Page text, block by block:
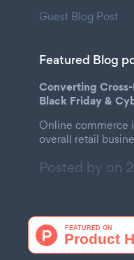
Guest Blog Post
Featured Blog
Converting
Black Friday &
Online commerce
overall retail
Posted by on